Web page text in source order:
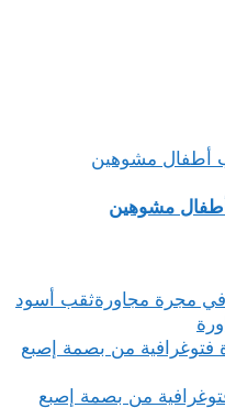
أطفال مشوهين
ثقب أسود
من بصمة إصبع